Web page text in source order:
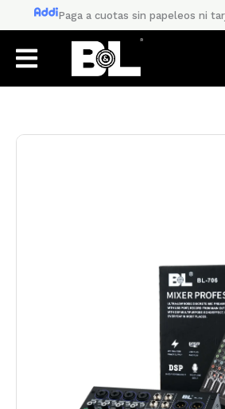
al
contenido
Paga a cuotas sin papeleos ni